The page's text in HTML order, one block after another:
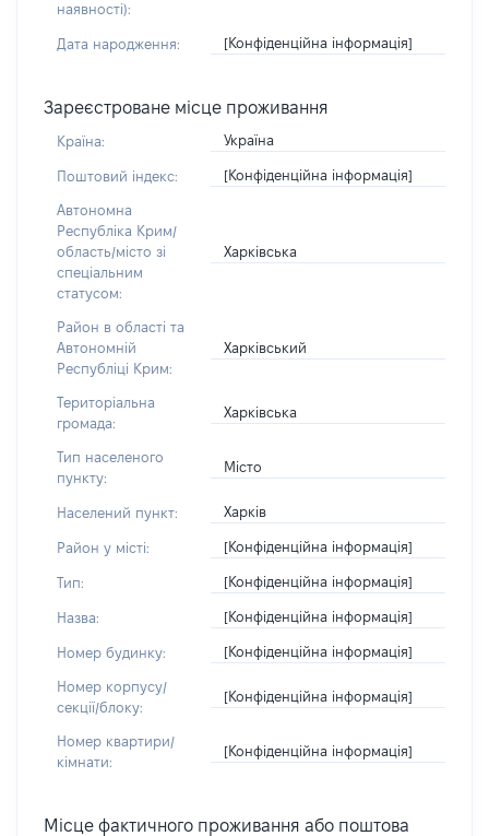
наявності):
Дата народження: [Конфіденційна інформація]
Зареєстроване місце проживання
Країна: Україна
Поштовий індекс: [Конфіденційна інформація]
Автономна
Республіка Крим/
область/місто зі
спеціальним
статусом:
Харківська
Район в області та
Автономній
Республіці Крим:
Харківський
Територіальна
громада:
Харківська
Тип населеного
пункту:
Місто
Населений пункт: Харків
Район у місті: [Конфіденційна інформація]
Тип: [Конфіденційна інформація]
Назва: [Конфіденційна інформація]
Номер будинку: [Конфіденційна інформація]
Номер корпусу/
секції/блоку:
[Конфіденційна інформація]
Номер квартири/
кімнати:
[Конфіденційна інформація]
Місце фактичного проживання або поштова